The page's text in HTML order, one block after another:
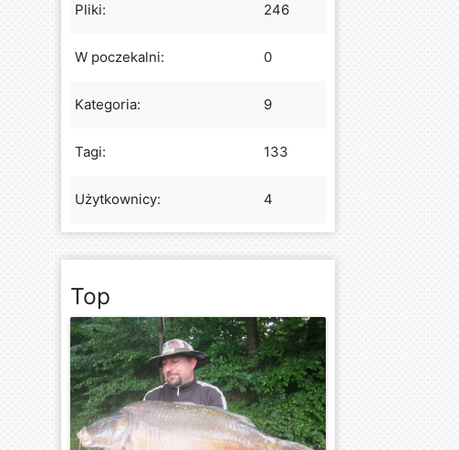
Pliki: 246
W poczekalni: 0
Kategoria: 9
Tagi: 133
Użytkownicy: 4
Top